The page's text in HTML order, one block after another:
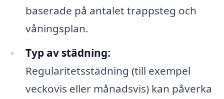
baserade på antalet trappsteg och
våningsplan.
Typ av städning:
Regularitetsstädning (till exempel
veckovis eller månadsvis) kan påverka